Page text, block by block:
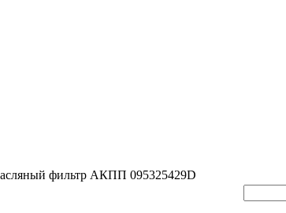
фильтр АКПП 095325429D